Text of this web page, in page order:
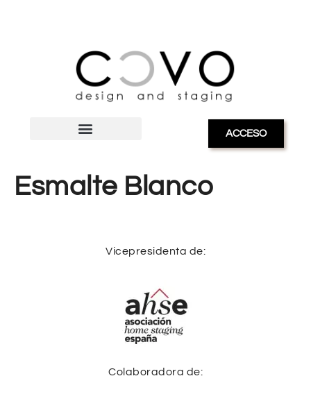
ACCESO
Esmalte Blanco
Vicepresidenta de:
Colaboradora de: